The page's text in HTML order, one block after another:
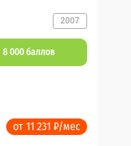
2007
8 000 баллов
от 11 231 ₽/мес